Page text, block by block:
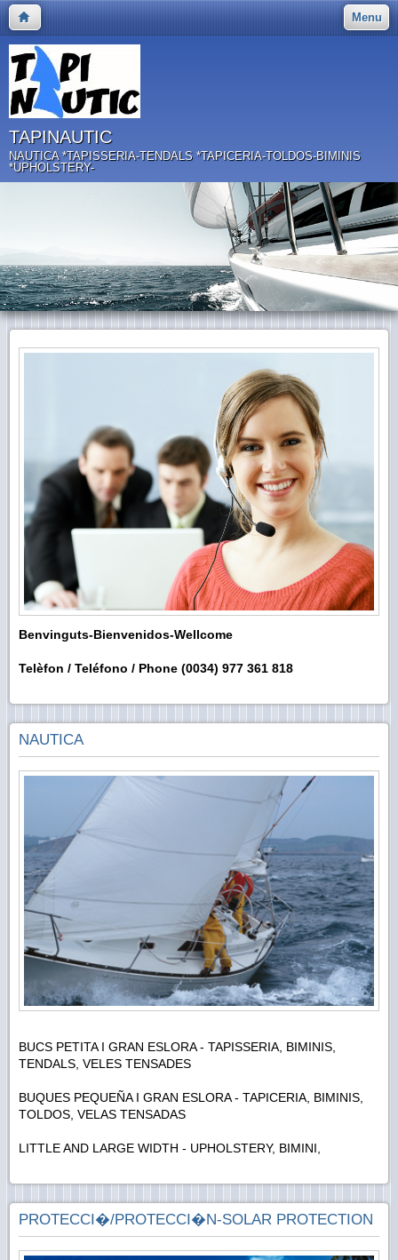
Menu
TAPINAUTIC
NAUTICA *TAPISSERIA-TENDALS *TAPICERIA-TOLDOS-BIMINIS
*UPHOLSTERY-
Benvinguts-Bienvenidos-Wellcome
Telèfon / Teléfono / Phone (0034) 977 361 818
NAUTICA
BUCS PETITA I GRAN ESLORA - TAPISSERIA, BIMINIS,
TENDALS, VELES TENSADES
BUQUES PEQUEÑA I GRAN ESLORA - TAPICERIA, BIMINIS,
TOLDOS, VELAS TENSADAS
LITTLE AND LARGE WIDTH - UPHOLSTERY, BIMINI,
PROTECCI�/PROTECCI�N-SOLAR PROTECTION